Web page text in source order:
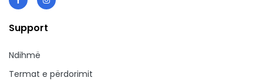
Support
Ndihmë
Termat e përdorimit